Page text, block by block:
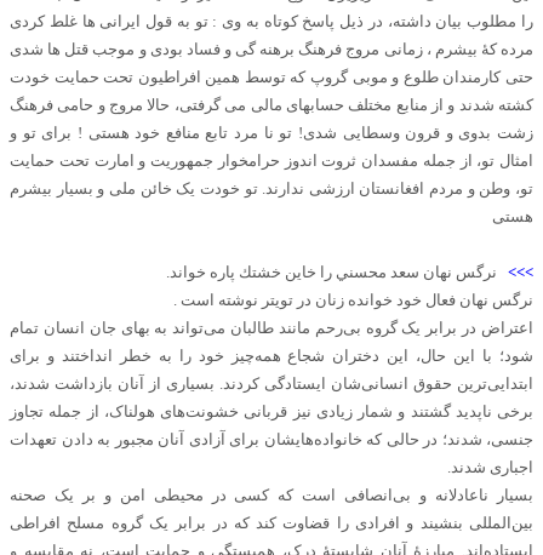
را مطلوب بیان داشته، در ذیل پاسخ کوتاه به وی : تو به قول ایرانی ها غلط کردی
مرده کهٔ بیشرم ، زمانی مروج فرهنگ برهنه گی و فساد بودی و موجب قتل ها شدی
حتی کارمندان طلوع و موبی گروپ که توسط همین افراطیون تحت حمایت خودت
کشته شدند و از منابع مختلف حسابهای مالی می گرفتی، حالا مروج و حامی فرهنگ
زشت بدوی و قرون وسطایی شدی! تو نا مرد تابع منافع خود هستی ! برای تو و
امثال تو، از جمله مفسدان ثروت اندوز حرامخوار جمهوریت و امارت تحت حمایت
تو، وطن و مردم افغانستان ارزشی ندارند. تو خودت یک خائن ملی و بسیار بیشرم
هستی
>>> نرگس نهان سعد محسني را خاين خشتك پاره خواند.
نرگس نهان فعال خود خوانده زنان در تويتر نوشته است .
اعتراض در برابر یک گروه بی‌رحم مانند طالبان می‌تواند به بهای جان انسان تمام
شود؛ با این حال، این دختران شجاع همه‌چیز خود را به خطر انداختند و برای
ابتدایی‌ترین حقوق انسانی‌شان ایستادگی کردند. بسیاری از آنان بازداشت شدند،
برخی ناپدید گشتند و شمار زیادی نیز قربانی خشونت‌های هولناک، از جمله تجاوز
جنسی، شدند؛ در حالی که خانواده‌هایشان برای آزادی آنان مجبور به دادن تعهدات
اجباری شدند.
بسیار ناعادلانه و بی‌انصافی است که کسی در محیطی امن و بر یک صحنه
بین‌المللی بنشیند و افرادی را قضاوت کند که در برابر یک گروه مسلح افراطی
ایستاده‌اند. مبارزهٔ آنان شایستهٔ درک، همبستگی و حمایت است، نه مقایسه و